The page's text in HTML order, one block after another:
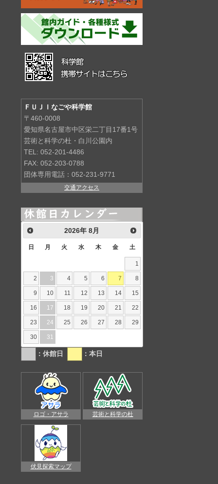
ＦＵＪＩなごや科学館
〒460-0008
愛知県名古屋市中区栄二丁目17番1号
芸術と科学の杜・白川公園内
TEL: 052-201-4486
FAX: 052-203-0788
団体専用電話：052-231-9771
交通アクセス
2026年8月
日 月 火 水 木 金 土
1
2 3 4 5 6 7 8
9 10 11 12 13 14 15
16 17 18 19 20 21 22
23 24 25 26 27 28 29
30 31
：休館日 ：本日
ロゴ・アサラ 芸術と科学の杜
伏見探索マップ